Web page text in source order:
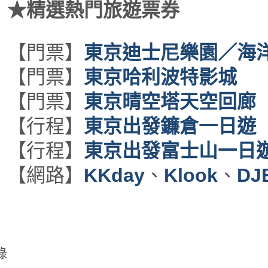
★精選熱門旅遊票券
【門票】 東京迪士尼樂園／海
【門票】 東京哈利波特影城
【門票】 東京晴空塔天空回廊
【行程】 東京出發鐮倉一日遊
【行程】 東京出發富士山一日
【網路】 KKday 、 Klook 、